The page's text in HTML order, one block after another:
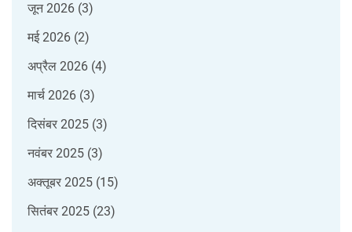
जून 2026 (3)
मई 2026 (2)
अप्रैल 2026 (4)
मार्च 2026 (3)
दिसंबर 2025 (3)
नवंबर 2025 (3)
अक्तूबर 2025 (15)
सितंबर 2025 (23)